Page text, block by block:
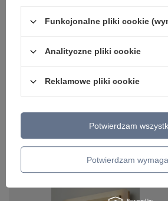
ZOBACZ RÓWNIEŻ
Funkcjonalne pliki cookie
Analityczne pliki cookie
Reklamowe pliki cookie
Potwierdzam
Potwierdzam